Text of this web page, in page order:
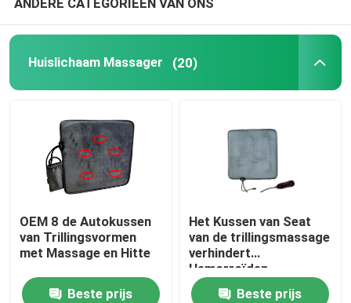
ANDERE CATEGORIEËN VAN ONS
Huislichaam Massager (20)
OEM 8 de Autokussen
van Trillingsvormen
met Massage en Hitte
Beste prijs
Het Kussen van Seat
van de trillingsmassage
verhindert
Hemorroïden
Beste prijs